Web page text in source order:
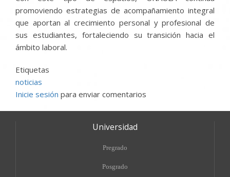
promoviendo estrategias de acompañamiento integral
que aportan al crecimiento personal y profesional de
sus estudiantes, fortaleciendo su transición hacia el
ámbito laboral.
Etiquetas
noticias
Inicie sesión para enviar comentarios
Universidad
Pregrado
Posgrado